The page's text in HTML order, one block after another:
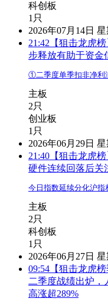
科创板
1只
2026年07月14日
21:42 【狙击龙虎
步释放有助于资金
①二季度单季扣非净利
主板
2只
创业板
1只
2026年06月29日
21:40 【狙击龙虎
硬件连续回落后关
今日指数延续分化沪
主板
2只
科创板
1只
2026年06月27日
09:54 【狙击龙虎
二季度战绩出炉，
高涨超289%